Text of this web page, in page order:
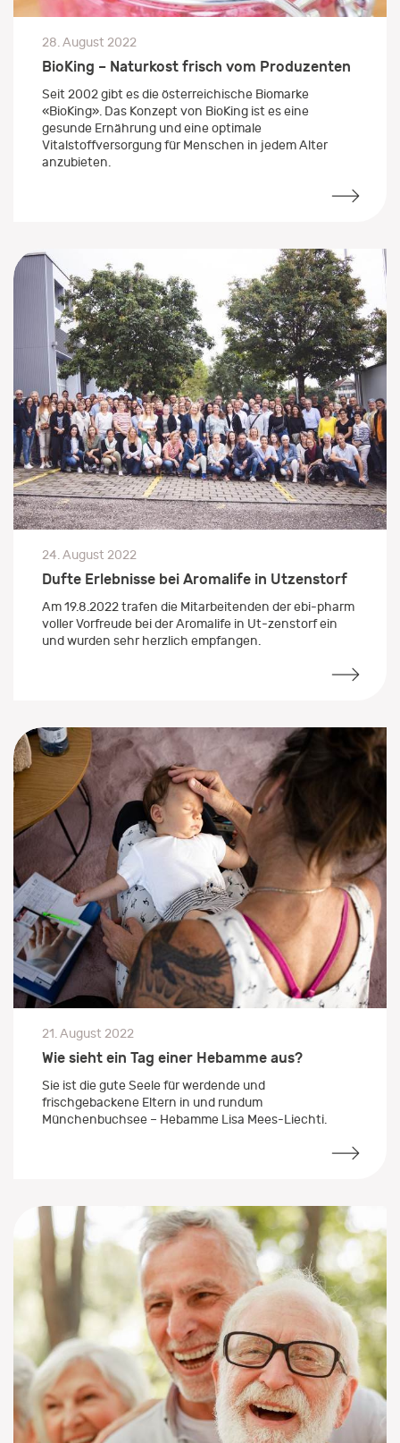
28. August 2022
BioKing – Naturkost frisch vom Produzenten
Seit 2002 gibt es die österreichische Biomarke
«BioKing». Das Konzept von BioKing ist es eine
gesunde Ernährung und eine optimale
Vitalstoffversorgung für Menschen in jedem Alter
24. August 2022
Dufte Erlebnisse bei Aromalife in Utzenstorf
Am 19.8.2022 trafen die Mitarbeitenden der ebi-pharm
voller Vorfreude bei der Aromalife in Ut-zenstorf ein
21. August 2022
Wie sieht ein Tag einer Hebamme aus?
Sie ist die gute Seele für werdende und
frischgebackene Eltern in und rundum